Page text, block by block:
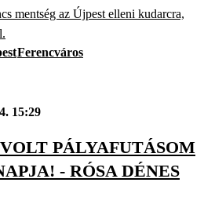
mentség az Újpest elleni kudarcra,
Ferencváros
15:29
PÁLYAFUTÁSOM
- RÓSA DÉNES